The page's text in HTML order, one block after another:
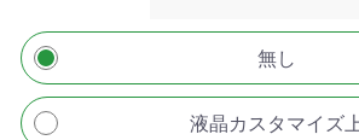
無し
液晶カスタマイズ